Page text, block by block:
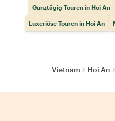
Ganztägig Touren in Hoi An
Luxeriöse Touren in Hoi An
Vietnam Hoi An